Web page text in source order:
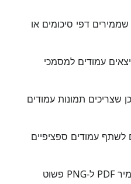
דפי סיכומים או
עמודים למסמכי
שצריכים תמונות עמודים
לשתף עמודים ספציפיים
כל מי שמחפש ממיר PDF ל‑PNG פשוט